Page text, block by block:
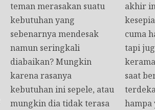
teman merasakan suatu
kebutuhan yang
sebenarnya mendesak
namun seringkali
diabaikan? Mungkin
karena rasanya
kebutuhan ini sepele, atau
mungkin dia tidak terasa
akhir
cuma
tapi
saat
hampa